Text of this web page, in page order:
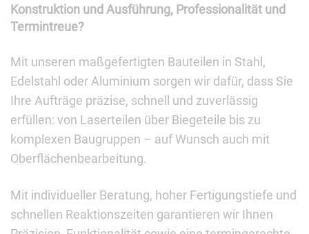
Konstruktion und Ausführung, Professionalität und
Termintreue?
Mit unseren maßgefertigten Bauteilen in Stahl,
Edelstahl oder Aluminium sorgen wir dafür, dass Sie
Ihre Aufträge präzise, schnell und zuverlässig
erfüllen: von Laserteilen über Biegeteile bis zu
komplexen Baugruppen – auf Wunsch auch mit
Oberflächenbearbeitung.
Mit individueller Beratung, hoher Fertigungstiefe und
schnellen Reaktionszeiten garantieren wir Ihnen